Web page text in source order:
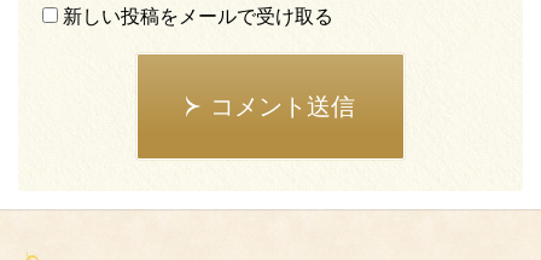
新しい投稿をメールで受け取る
コメント送信